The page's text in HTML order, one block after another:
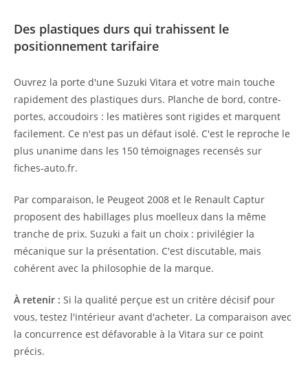
Des plastiques durs qui trahissent le
positionnement tarifaire
Ouvrez la porte d'une Suzuki Vitara et votre main touche
rapidement des plastiques durs. Planche de bord, contre-
portes, accoudoirs : les matières sont rigides et marquent
facilement. Ce n'est pas un défaut isolé. C'est le reproche le
plus unanime dans les 150 témoignages recensés sur
fiches-auto.fr.
Par comparaison, le Peugeot 2008 et le Renault Captur
proposent des habillages plus moelleux dans la même
tranche de prix. Suzuki a fait un choix : privilégier la
mécanique sur la présentation. C'est discutable, mais
cohérent avec la philosophie de la marque.
À retenir : Si la qualité perçue est un critère décisif pour
vous, testez l'intérieur avant d'acheter. La comparaison avec
la concurrence est défavorable à la Vitara sur ce point
précis.